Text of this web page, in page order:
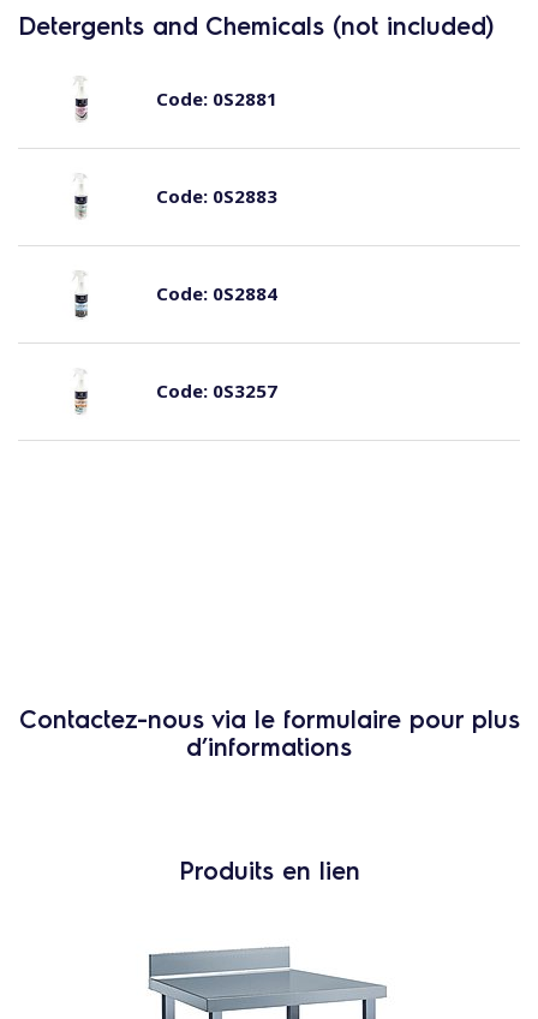
Detergents and Chemicals (not included)
Code:0S2881
Code:0S2883
Code:0S2884
Code:0S3257
Contactez-nous via le formulaire pour plus
d’informations
Produits en lien